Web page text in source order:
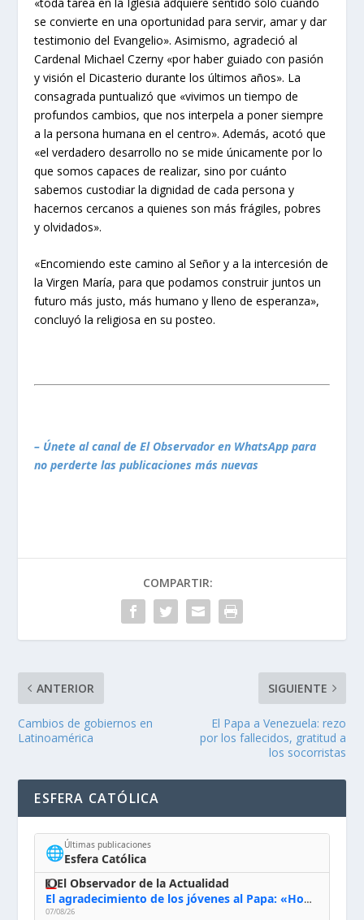
se convierte en una oportunidad para servir, amar y dar
testimonio del Evangelio». Asimismo, agradeció al
Cardenal Michael Czerny «por haber guiado con pasión
y visión el Dicasterio durante los últimos años». La
consagrada puntualizó que «vivimos un tiempo de
profundos cambios, que nos interpela a poner siempre
a la persona humana en el centro». Además, acotó que
«el verdadero desarrollo no se mide únicamente por lo
que somos capaces de realizar, sino por cuánto
sabemos custodiar la dignidad de cada persona y
hacernos cercanos a quienes son más frágiles, pobres
y olvidados».
«Encomiendo este camino al Señor y a la intercesión de
la Virgen María, para que podamos construir juntos un
futuro más justo, más humano y lleno de esperanza»,
concluyó la religiosa en su posteo.
– Únete al canal de El Observador en WhatsApp para
no perderte las publicaciones más nuevas
COMPARTIR:
ANTERIOR
Cambios de gobiernos en
Latinoamérica
SIGUIENTE
El Papa a Venezuela: rezo
por los fallecidos, gratitud a
los socorristas
ESFERA CATÓLICA
🌐Últimas publicaciones
Esfera Católica
El Observador de la Actualidad
El agradecimiento de los jóvenes al Papa: «Hoy nos sentimos Iglesia»
07/08/26